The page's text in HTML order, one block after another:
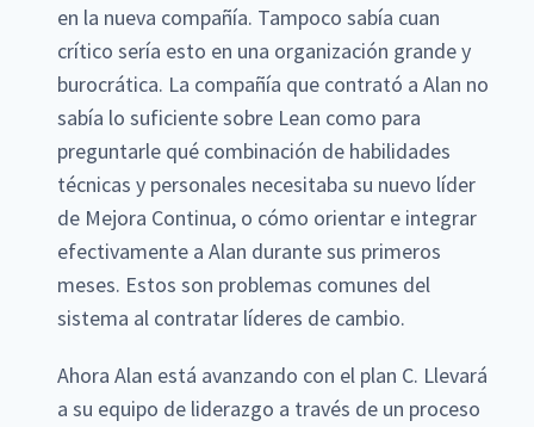
en la nueva compañía. Tampoco sabía cuan
crítico sería esto en una organización grande y
burocrática. La compañía que contrató a Alan no
sabía lo suficiente sobre Lean como para
preguntarle qué combinación de habilidades
técnicas y personales necesitaba su nuevo líder
de Mejora Continua, o cómo orientar e integrar
efectivamente a Alan durante sus primeros
meses. Estos son problemas comunes del
sistema al contratar líderes de cambio.
Ahora Alan está avanzando con el plan C. Llevará
a su equipo de liderazgo a través de un proceso